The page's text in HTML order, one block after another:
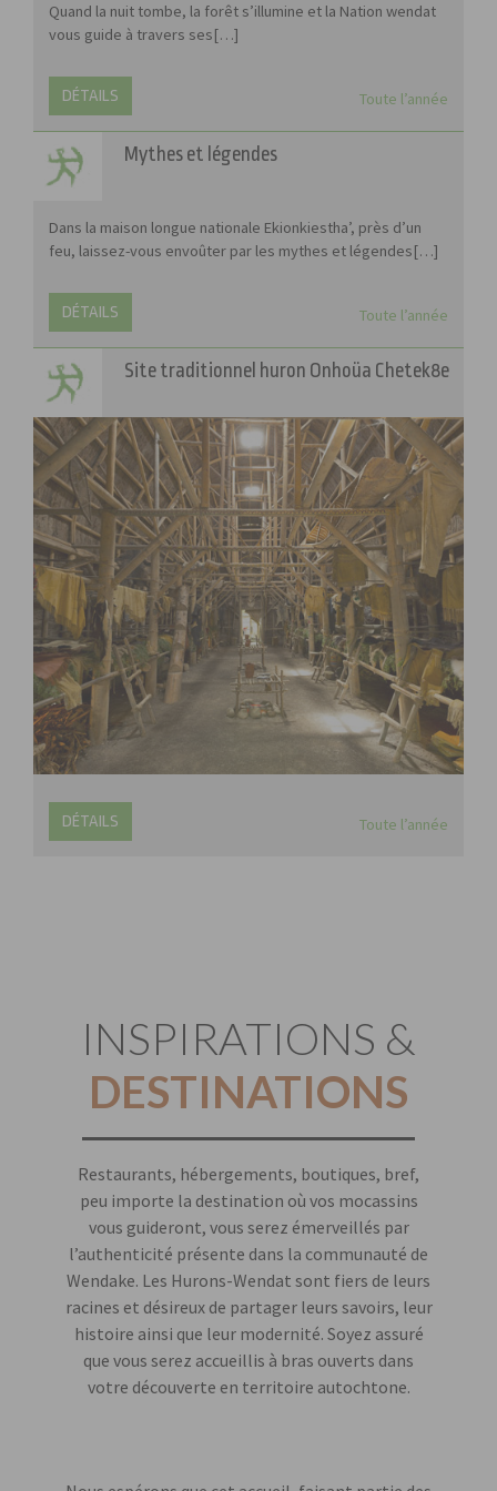
Quand la nuit tombe, la forêt s’illumine et la Nation wendat
vous guide à travers ses[…]
DÉTAILS Toute l’année
Mythes et légendes
Dans la maison longue nationale Ekionkiestha’, près d’un
feu, laissez-vous envoûter par les mythes et légendes[…]
DÉTAILS Toute l’année
Site traditionnel huron Onhoüa Chetek8e
DÉTAILS Toute l’année
INSPIRATIONS &
DESTINATIONS
Restaurants, hébergements, boutiques, bref,
peu importe la destination où vos mocassins
vous guideront, vous serez émerveillés par
l’authenticité présente dans la communauté de
Wendake. Les Hurons-Wendat sont fiers de leurs
racines et désireux de partager leurs savoirs, leur
histoire ainsi que leur modernité. Soyez assuré
que vous serez accueillis à bras ouverts dans
votre découverte en territoire autochtone.
Nécessaire
et
statistiques
cookies ne sont
pas facultatifs.
Ils sont
du site Web. Les
cookies pour
des fins sont
utilisés afin que
nous puissions